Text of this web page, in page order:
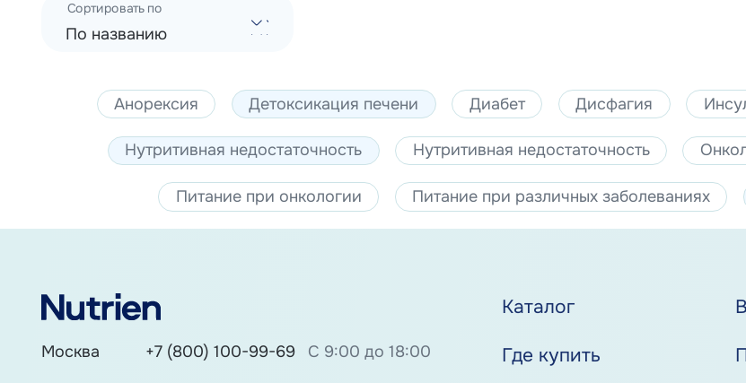
По названию
Сортировать по
Анорексия Детоксикация печени Диабет Дисфагия
Нутритивная недостаточность Нутритивная недостаточность
Питание при онкологии Питание при различных заболеваниях
Москва +7 (800) 100-99-69
С 9:00 до 18:00
Каталог
Где купить